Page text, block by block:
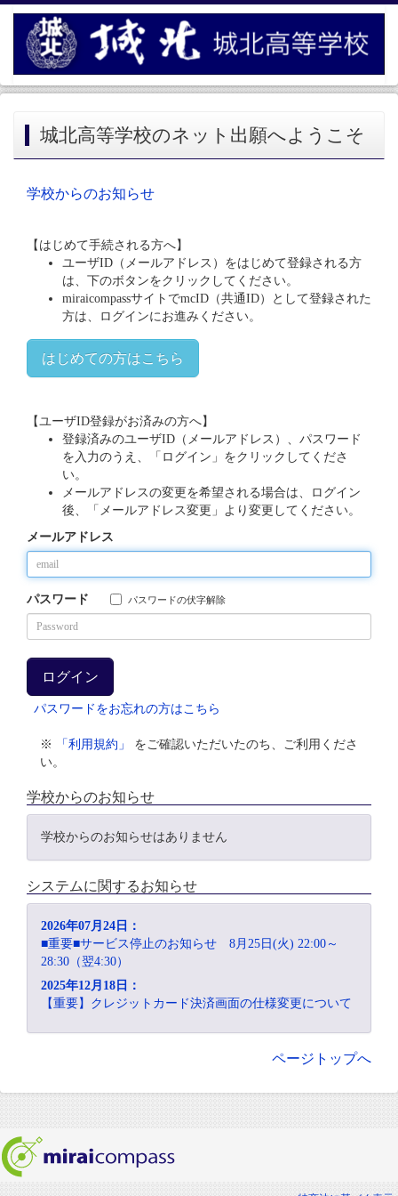
城北高等学校のネット出願へようこそ
学校からのお知らせ
【はじめて手続される方へ】
ユーザID（メールアドレス）をはじめて登録される方
は、下のボタンをクリックしてください。
miraicompassサイトでmcID（共通ID）として登録された
方は、ログインにお進みください。
はじめての方はこちら
【ユーザID登録がお済みの方へ】
登録済みのユーザID（メールアドレス）、パスワード
を入力のうえ、「ログイン」をクリックしてくださ
い。
メールアドレスの変更を希望される場合は、ログイン
後、「メールアドレス変更」より変更してください。
メールアドレス
パスワード パスワードの伏字解除
パスワードをお忘れの方はこちら
※ 「利用規約」
をご確認いただいたのち、ご利用くださ
い。
学校からのお知らせ
学校からのお知らせはありません
システムに関するお知らせ
2026年07月24日：
■重要■サービス停止のお知らせ 8月25日(火) 22:00～
28:30（翌4:30）
2025年12月18日：
【重要】クレジットカード決済画面の仕様変更について
ページトップへ